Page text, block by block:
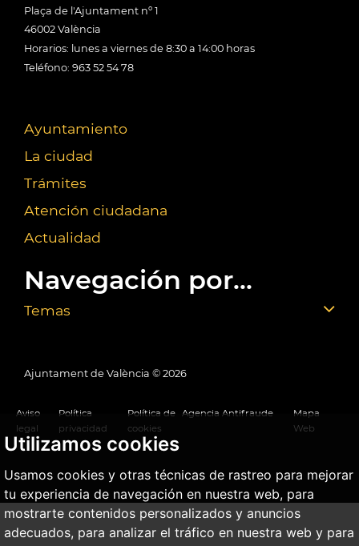
Utilizamos cookies
Usamos cookies y otras técnicas de rastreo para mejorar
tu experiencia de navegación en nuestra web, para
mostrarte contenidos personalizados y anuncios
adecuados, para analizar el tráfico en nuestra web y para
Plaça de l'Ajuntament nº 1
46002 València
Horarios: lunes a viernes de 8:30 a 14:00 horas
Teléfono: 963 52 54 78
Ayuntamiento
La ciudad
Trámites
Atención ciudadana
Actualidad
Navegación por...
Temas
Ajuntament de València © 2026
Aviso
legal
Política
privacidad
Política de
cookies
Agencia Antifraude
Mapa
Web